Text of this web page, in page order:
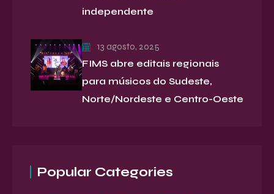
independente
13 agosto, 2025
FIMS abre editais regionais
para músicos do Sudeste,
Norte/Nordeste e Centro-Oeste
Popular Categories